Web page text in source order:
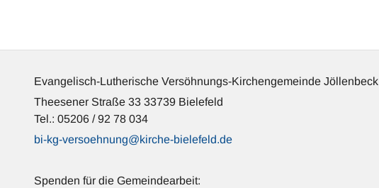
Evangelisch-Lutherische Versöhnungs-Kirchengemeinde Jöllenbeck
Theesener Straße 33 33739 Bielefeld
Tel.: 05206 / 92 78 034
bi-kg-versoehnung@kirche-bielefeld.de
Spenden für die Gemeindearbeit: